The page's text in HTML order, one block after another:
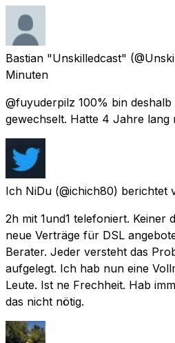
Bastian "Unskilledcast"
Minuten
@fuyuderpilz 100% bin deshalb
gewechselt. Hatte 4 Jahre lang
Ich NiDu (@ichich80) berichtet
2h mit 1und1 telefoniert. Keiner
neue Verträge für DSL
Berater. Jeder versteht das
aufgelegt. Ich hab nun eine
Leute. Ist ne Frechheit. Hab
das nicht nötig.